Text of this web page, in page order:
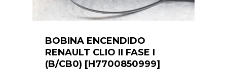
BOBINA ENCENDIDO
RENAULT CLIO II FASE I
(B/CB0) [H7700850999]